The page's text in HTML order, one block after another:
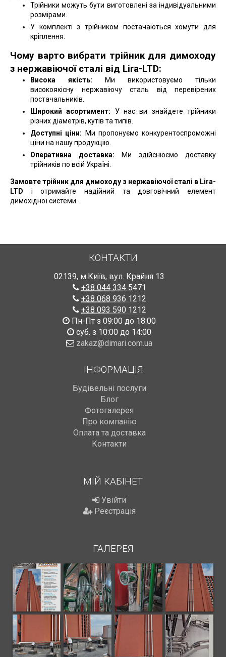
Трійники можуть бути виготовлені за індивідуальними
розмірами.
У комплекті з трійником постачаються хомути для
кріплення.
Чому варто вибрати трійник для димоходу
з нержавіючої сталі від Lira-LTD:
Висока якість: Ми використовуємо тільки
високоякісну нержавіючу сталь від перевірених
постачальників.
Широкий асортимент: У нас ви знайдете трійники
різних діаметрів, кутів та типів.
Доступні ціни: Ми пропонуємо конкурентоспроможні
ціни на нашу продукцію.
Оперативна доставка: Ми здійснюємо доставку
трійників по всій Україні.
Замовте трійник для димоходу з нержавіючої сталі в Lira-
LTD і отримайте надійний та довговічний елемент
димохідної системи.
КОНТАКТИ
02139, м.Київ, вул. Крайня 13
+38 044 334 5471
+38 068 936 1212
+38 093 590 1212
Пн-Пт з 09:00 до 18:00
суб. з 10:00 до 14:00
zakaz@dimari.com.ua
ІНФОРМАЦІЯ
Будівельні послуги
Блог
Фотогалерея
Про компанію
Оплата та доставка
Контакти
МІЙ КАБІНЕТ
Увійти
Реєстрація
ГАЛЕРЕЯ